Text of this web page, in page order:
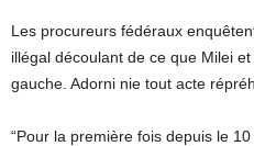
Les procureurs fédéraux
illégal découlant de ce que Milei
gauche. Adorni nie tout acte
“Pour la première fois depuis le